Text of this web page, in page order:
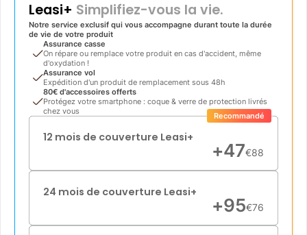
Leasi+ Simplifiez-vous la vie.
Notre service exclusif qui vous accompagne durant toute la durée
de vie de votre produit
Assurance casse
On répare ou remplace votre produit en cas d'accident, même
d'oxydation !
Assurance vol
Expédition d'un produit de remplacement sous 48h
80€ d'accessoires offerts
Protégez votre smartphone : coque & verre de protection livrés
chez vous
12 mois de couverture Leasi+
+47€88
Recommandé
24 mois de couverture Leasi+
+95€76